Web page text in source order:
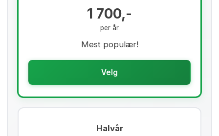
1 700,-
per år
Mest populær!
Velg
Halvår